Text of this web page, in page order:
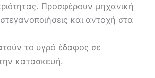
Προσφέρουν μηχανική
και αντοχή στα
το υγρό έδαφος σε
κατασκευή.